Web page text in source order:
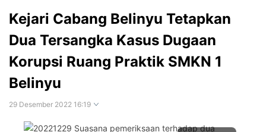
Kejari Cabang Belinyu Tetapkan
Dua Tersangka Kasus Dugaan
Korupsi Ruang Praktik SMKN 1
Belinyu
29 Desember 2022 16:19